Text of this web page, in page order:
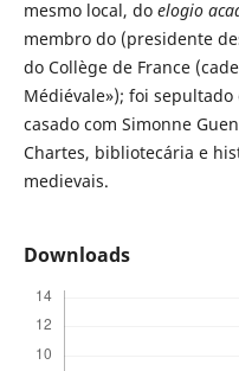
mesmo local, do elogio
membro do (presidente
do Collège de France
Médiévale»); foi sepultado
casado com Simonne
Chartes, bibliotecária e
medievais.
Downloads